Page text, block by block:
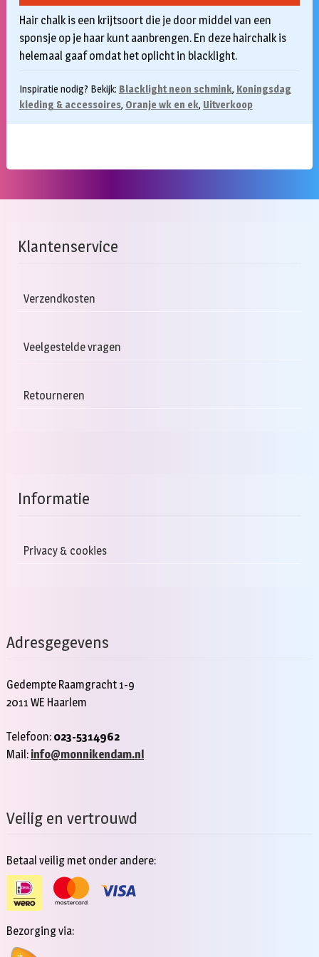
was:
€6,30.
is:
€3,50.
Hair chalk is een krijtsoort die je door middel van een
sponsje op je haar kunt aanbrengen. En deze hairchalk is
helemaal gaaf omdat het oplicht in blacklight.
Inspiratie nodig? Bekijk: Blacklight neon schmink, Koningsdag
kleding & accessoires, Oranje wk en ek, Uitverkoop
Klantenservice
Verzendkosten
Veelgestelde vragen
Retourneren
Informatie
Privacy & cookies
Adresgegevens
Gedempte Raamgracht 1-9
2011 WE Haarlem
Telefoon: 023-5314962
Mail: info@monnikendam.nl
Veilig en vertrouwd
Betaal veilig met onder andere:
Bezorging via: